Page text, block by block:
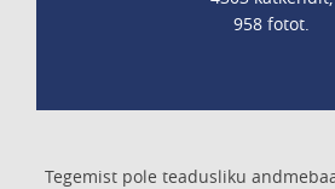
958 fotot.
Tegemist pole teadusliku